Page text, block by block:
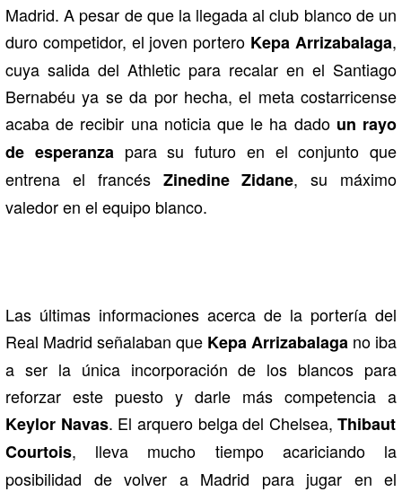
Madrid. A pesar de que la llegada al club blanco de un
duro competidor, el joven portero Kepa Arrizabalaga,
cuya salida del Athletic para recalar en el Santiago
Bernabéu ya se da por hecha, el meta costarricense
acaba de recibir una noticia que le ha dado un rayo
de esperanza para su futuro en el conjunto que
entrena el francés Zinedine Zidane, su máximo
valedor en el equipo blanco.
Las últimas informaciones acerca de la portería del
Real Madrid señalaban que Kepa Arrizabalaga no iba
a ser la única incorporación de los blancos para
reforzar este puesto y darle más competencia a
Keylor Navas. El arquero belga del Chelsea,Thibaut
Courtois, lleva mucho tiempo acariciando la
posibilidad de volver a Madrid para jugar en el